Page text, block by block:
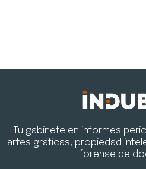
Tu gabinete en informes
artes gráficas, propiedad
forense de